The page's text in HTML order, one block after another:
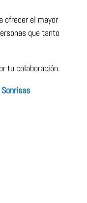
ofrecer el mayor
que tanto
tu colaboración.